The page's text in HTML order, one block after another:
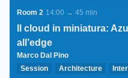
Room 2 14:00 → 45 min
Il cloud in miniatura:
all’edge
Marco Dal Pino
Session
Architecture